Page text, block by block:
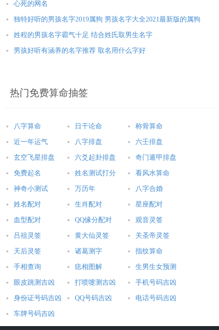
心死的网名
独特好听的男孩名字2019属狗 男孩名字大全2021最新版的属狗
姓程的男孩名字霸气十足 结合姓氏取男生名字
男孩好听有涵养的名字推荐 取名用什么字好
热门免费算命抽签
八字算命 日干论命 称骨算命
近一年运气 八字排盘 六壬排盘
玄空飞星排盘 六爻起卦排盘 奇门遁甲排盘
免费起名 姓名测试打分 看风水算命
神奇小测试 万历年 八字合婚
姓名配对 生肖配对 星座配对
血型配对 QQ缘分配对 观音灵签
吕祖灵签 黄大仙灵签 关圣帝灵签
天后灵签 诸葛测字 指纹算命
手相查询 痣相图解 生男生女预测
眼皮跳测吉凶 打喷嚏测吉凶 手机号码吉凶
身份证号码吉凶 QQ号码吉凶 电话号码吉凶
车牌号码吉凶